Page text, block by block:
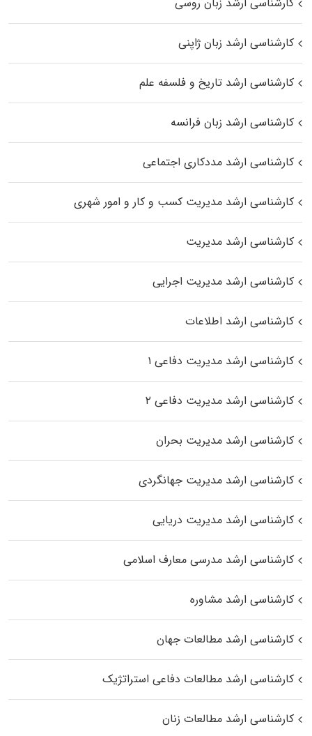
کارشناسی ارشد زبان ژاپنی
کارشناسی ارشد تاریخ و فلسفه علم
کارشناسی ارشد زبان فرانسه
کارشناسی ارشد مددکاری اجتماعی
کارشناسی ارشد مدیریت کسب و کار و امور شهری
کارشناسی ارشد مدیریت
کارشناسی ارشد مدیریت اجرایی
کارشناسی ارشد اطلاعات
کارشناسی ارشد مدیریت دفاعی ۱
کارشناسی ارشد مدیریت دفاعی ۲
کارشناسی ارشد مدیریت بحران
کارشناسی ارشد مدیریت جهانگردی
کارشناسی ارشد مدیریت دریایی
کارشناسی ارشد مدرسی معارف اسلامی
کارشناسی ارشد مشاوره
کارشناسی ارشد مطالعات جهان
کارشناسی ارشد مطالعات دفاعی استراتژیک
کارشناسی ارشد مطالعات زنان